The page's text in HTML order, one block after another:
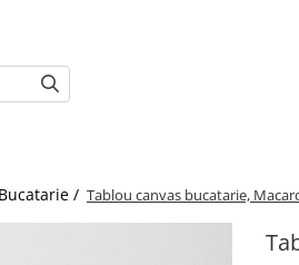
/ Tablou canvas bucatarie,